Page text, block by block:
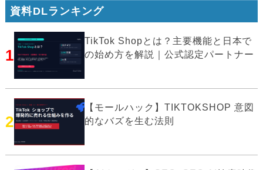
資料DLランキング
1
TikTok Shopとは？主要機能と日本で
の始め方を解説｜公式認定パートナー
2
【モールハック】TIKTOKSHOP 意図
的なバズを生む法則